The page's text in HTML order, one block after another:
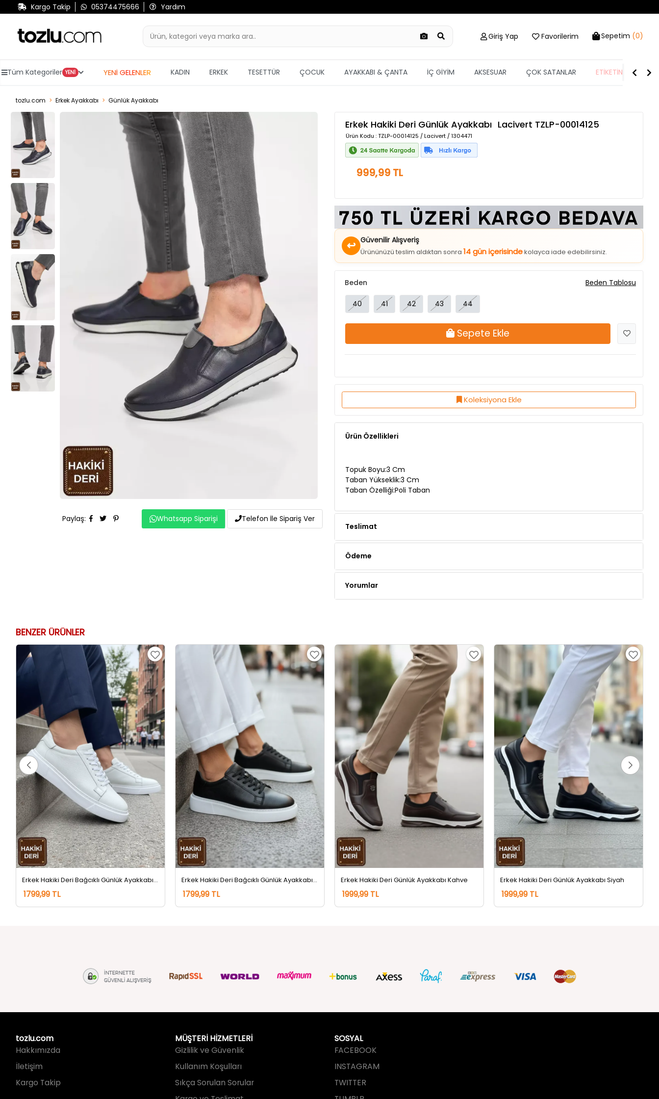
Kargo Takip 05374475666 Yardım
Giriş Yap Favorilerim Sepetim (0)
Tüm Kategoriler YENİ YENİ GELENLER KADIN ERKEK TESETTÜR ÇOCUK AYAKKABI & ÇANTA İÇ GİYİM AKSESUAR ÇOK SATANLAR ETİKETİN YARISI
tozlu.com Erkek Ayakkabı Günlük Ayakkabı
Paylaş: Whatsapp Siparişi Telefon İle Sipariş Ver
Erkek Hakiki Deri Günlük Ayakkabı Lacivert TZLP-00014125
Ürün Kodu : TZLP-00014125 / Lacivert / 1304471
999,99 TL
↩ Güvenilir Alışveriş
Ürününüzü teslim aldıktan sonra14 gün içerisindekolayca iade edebilirsiniz.
40
Sepete Ekle
Koleksiyona Ekle
Ürün Özellikleri
Taban Özelliği:Poli Taban
Erkek Hakiki Deri Bağcıklı Günlük Ayakkabı Beyaz
1799,99 TL
Erkek Hakiki Deri Bağcıklı Günlük Ayakkabı Siyahbeyaz
1799,99 TL
Erkek Hakiki Deri Günlük Ayakkabı Kahve
1999,99 TL
Erkek Hakiki Deri Günlük Ayakkabı Siyah
1999,99 TL
tozlu.com
İletişim
Kargo Takip
MÜŞTERİ HİZMETLERİ
Kullanım Koşulları
SOSYAL
INSTAGRAM